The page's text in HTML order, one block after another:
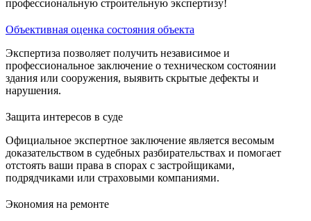
профессиональную строительную экспертизу!
Объективная оценка состояния объекта
Экспертиза позволяет получить независимое и
профессиональное заключение о техническом состоянии
здания или сооружения, выявить скрытые дефекты и
нарушения.
Защита интересов в суде
Официальное экспертное заключение является весомым
доказательством в судебных разбирательствах и помогает
отстоять ваши права в спорах с застройщиками,
подрядчиками или страховыми компаниями.
Экономия на ремонте